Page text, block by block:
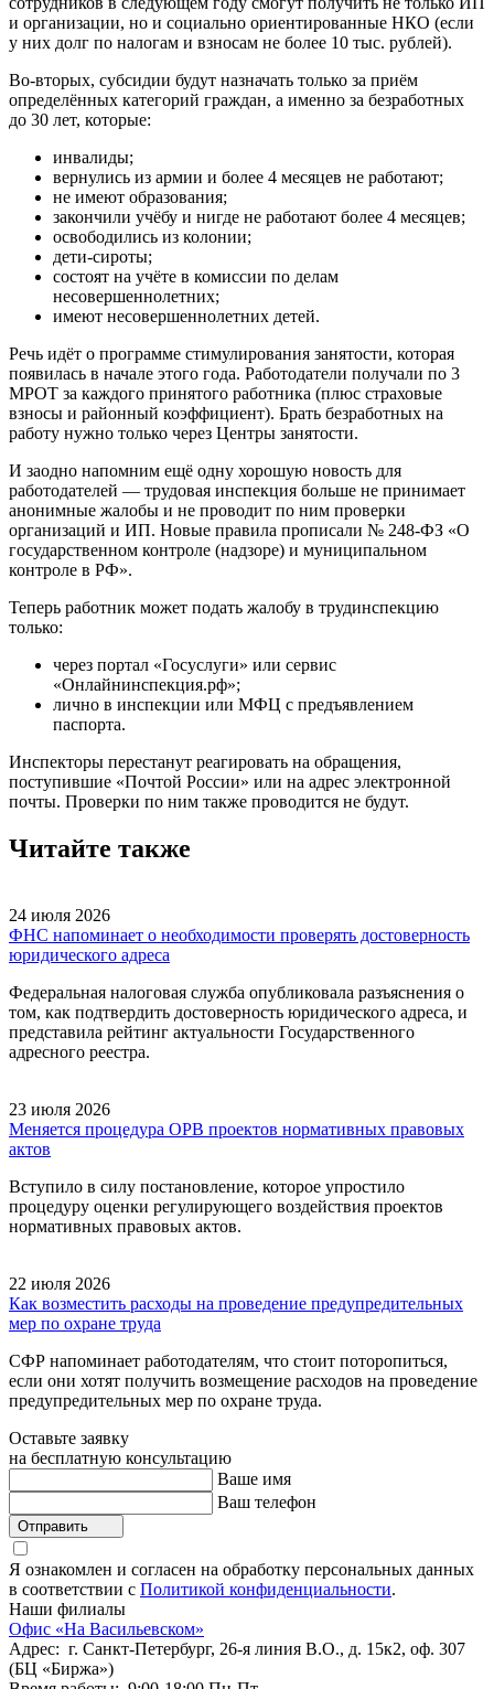
и организации, но и социально ориентированные НКО (если
у них долг по налогам и взносам не более 10 тыс. рублей).
Во-вторых, субсидии будут назначать только за приём
определённых категорий граждан, а именно за безработных
до 30 лет, которые:
инвалиды;
вернулись из армии и более 4 месяцев не работают;
не имеют образования;
закончили учёбу и нигде не работают более 4 месяцев;
освободились из колонии;
дети-сироты;
состоят на учёте в комиссии по делам
несовершеннолетних;
имеют несовершеннолетних детей.
Речь идёт о программе стимулирования занятости, которая
появилась в начале этого года. Работодатели получали по 3
МРОТ за каждого принятого работника (плюс страховые
взносы и районный коэффициент). Брать безработных на
работу нужно только через Центры занятости.
И заодно напомним ещё одну хорошую новость для
работодателей — трудовая инспекция больше не принимает
анонимные жалобы и не проводит по ним проверки
организаций и ИП. Новые правила прописали № 248-ФЗ «О
государственном контроле (надзоре) и муниципальном
контроле в РФ».
Теперь работник может подать жалобу в трудинспекцию
только:
через портал «Госуслуги» или сервис
«Онлайнинспекция.рф»;
лично в инспекции или МФЦ с предъявлением
паспорта.
Инспекторы перестанут реагировать на обращения,
поступившие «Почтой России» или на адрес электронной
почты. Проверки по ним также проводится не будут.
Читайте также
24 июля 2026
ФНС напоминает о необходимости проверять достоверность
юридического адреса
Федеральная налоговая служба опубликовала разъяснения о
том, как подтвердить достоверность юридического адреса, и
представила рейтинг актуальности Государственного
адресного реестра.
23 июля 2026
Меняется процедура ОРВ проектов нормативных правовых
актов
Вступило в силу постановление, которое упростило
процедуру оценки регулирующего воздействия проектов
нормативных правовых актов.
22 июля 2026
Как возместить расходы на проведение предупредительных
мер по охране труда
СФР напоминает работодателям, что стоит поторопиться,
если они хотят получить возмещение расходов на проведение
предупредительных мер по охране труда.
Оставьте заявку
на бесплатную консультацию
Ваше имя
Ваш телефон
Отправить
Я ознакомлен и согласен на обработку персональных данных
в соответствии с Политикой конфиденциальности.
Наши филиалы
Офис «На Васильевском»
Адрес: г. Санкт-Петербург, 26-я линия В.О., д. 15к2, оф. 307
(БЦ «Биржа»)